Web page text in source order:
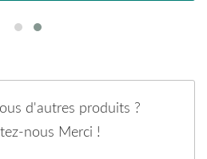
d'autres produits ?
nous Merci !